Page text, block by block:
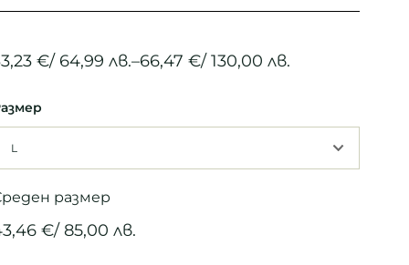
€/ 64,99 лв.–66,47 €/ 130,00 лв.
размер
€/ 85,00 лв.